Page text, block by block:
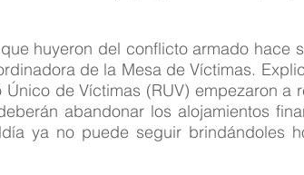
huyeron del conflicto armado hace
de la Mesa de Víctimas.
de Víctimas (RUV) empezaron a
abandonar los alojamientos
ya no puede seguir brindándoles